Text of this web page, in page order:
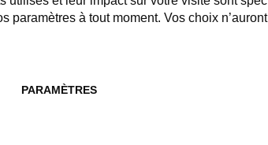
paramètres à tout moment. Vos choix
PARAMÈTRES